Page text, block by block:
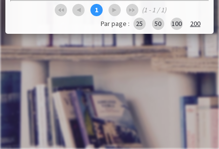
1
(1 - 1 / 1)
Par page :
25 50 100 200